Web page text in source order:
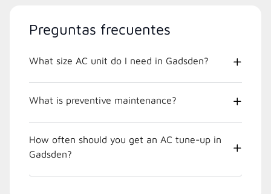
Preguntas frecuentes
What size AC unit do I need in Gadsden?
What is preventive maintenance?
How often should you get an AC tune-up in
Gadsden?